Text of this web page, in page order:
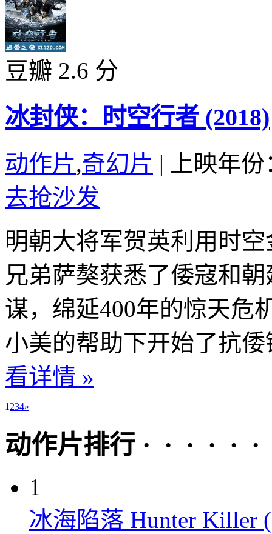
豆瓣 2.6 分
冰封侠：时空行者 (2018)
动作片,奇幻片 |
上映年
去抢沙发
明朝大将军贺英利用时
兄弟萨獒获悉了倭寇和
谋，绵延400年的惊天危
小美的帮助下开始了抗
看详情 »
1 234»
动作片排行 · · · · · ·
1
冰海陷落 Hunter Killer